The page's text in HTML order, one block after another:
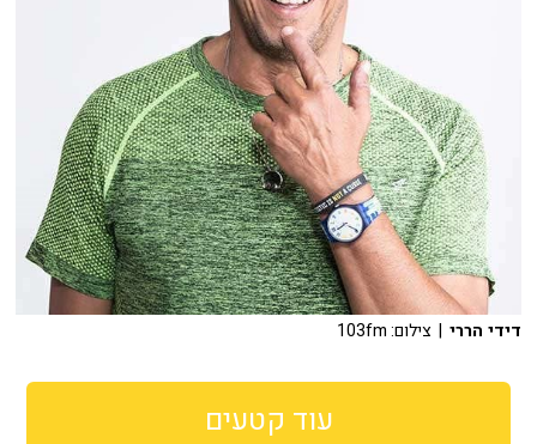
דידי הררי | צילום: 103fm
עוד קטעים